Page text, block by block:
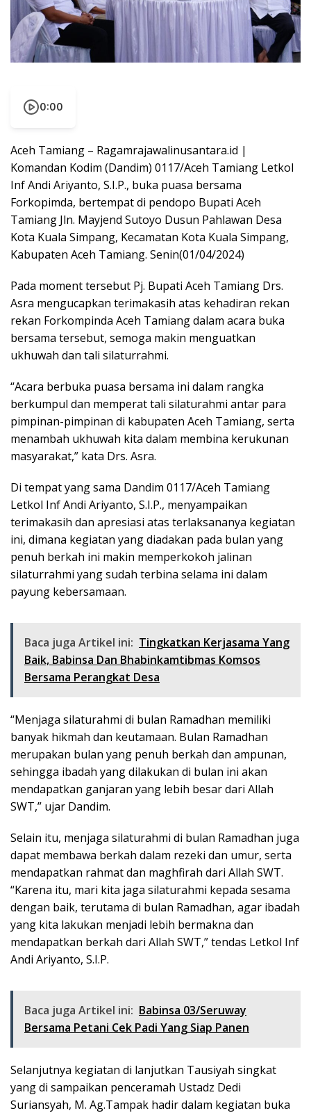
0:00
Aceh Tamiang – Ragamrajawalinusantara.id |
Komandan Kodim (Dandim) 0117/Aceh Tamiang Letkol
Inf Andi Ariyanto, S.I.P., buka puasa bersama
Forkopimda, bertempat di pendopo Bupati Aceh
Tamiang Jln. Mayjend Sutoyo Dusun Pahlawan Desa
Kota Kuala Simpang, Kecamatan Kota Kuala Simpang,
Kabupaten Aceh Tamiang. Senin(01/04/2024)
Pada moment tersebut Pj. Bupati Aceh Tamiang Drs.
Asra mengucapkan terimakasih atas kehadiran rekan
rekan Forkompinda Aceh Tamiang dalam acara buka
bersama tersebut, semoga makin menguatkan
ukhuwah dan tali silaturrahmi.
“Acara berbuka puasa bersama ini dalam rangka
berkumpul dan memperat tali silaturahmi antar para
pimpinan-pimpinan di kabupaten Aceh Tamiang, serta
menambah ukhuwah kita dalam membina kerukunan
masyarakat,” kata Drs. Asra.
Di tempat yang sama Dandim 0117/Aceh Tamiang
Letkol Inf Andi Ariyanto, S.I.P., menyampaikan
terimakasih dan apresiasi atas terlaksananya kegiatan
ini, dimana kegiatan yang diadakan pada bulan yang
penuh berkah ini makin memperkokoh jalinan
silaturrahmi yang sudah terbina selama ini dalam
payung kebersamaan.
Baca juga Artikel ini: Tingkatkan Kerjasama Yang
Baik, Babinsa Dan Bhabinkamtibmas Komsos
Bersama Perangkat Desa
“Menjaga silaturahmi di bulan Ramadhan memiliki
banyak hikmah dan keutamaan. Bulan Ramadhan
merupakan bulan yang penuh berkah dan ampunan,
sehingga ibadah yang dilakukan di bulan ini akan
mendapatkan ganjaran yang lebih besar dari Allah
SWT,” ujar Dandim.
Selain itu, menjaga silaturahmi di bulan Ramadhan juga
dapat membawa berkah dalam rezeki dan umur, serta
mendapatkan rahmat dan maghfirah dari Allah SWT.
“Karena itu, mari kita jaga silaturahmi kepada sesama
dengan baik, terutama di bulan Ramadhan, agar ibadah
yang kita lakukan menjadi lebih bermakna dan
mendapatkan berkah dari Allah SWT,” tendas Letkol Inf
Andi Ariyanto, S.I.P.
Baca juga Artikel ini: Babinsa 03/Seruway
Bersama Petani Cek Padi Yang Siap Panen
Selanjutnya kegiatan di lanjutkan Tausiyah singkat
yang di sampaikan penceramah Ustadz Dedi
Suriansyah, M. Ag.Tampak hadir dalam kegiatan buka